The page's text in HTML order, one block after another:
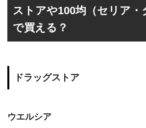
ストアや100均（セリア・
で買える？
ドラッグストア
ウエルシア